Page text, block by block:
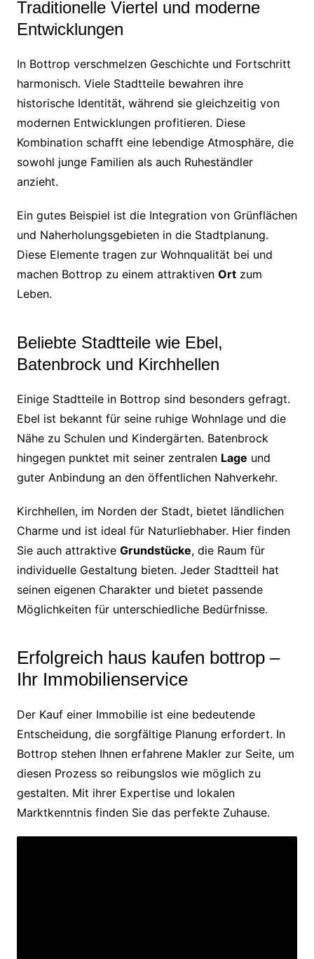
Traditionelle Viertel und moderne
Entwicklungen
In Bottrop verschmelzen Geschichte und Fortschritt
harmonisch. Viele Stadtteile bewahren ihre
historische Identität, während sie gleichzeitig von
modernen Entwicklungen profitieren. Diese
Kombination schafft eine lebendige Atmosphäre, die
sowohl junge Familien als auch Ruheständler
anzieht.
Ein gutes Beispiel ist die Integration von Grünflächen
und Naherholungsgebieten in die Stadtplanung.
Diese Elemente tragen zur Wohnqualität bei und
machen Bottrop zu einem attraktiven Ortzum
Leben.
Beliebte Stadtteile wie Ebel,
Batenbrock und Kirchhellen
Einige Stadtteile in Bottrop sind besonders gefragt.
Ebel ist bekannt für seine ruhige Wohnlage und die
Nähe zu Schulen und Kindergärten. Batenbrock
hingegen punktet mit seiner zentralen Lage und
guter Anbindung an den öffentlichen Nahverkehr.
Kirchhellen, im Norden der Stadt, bietet ländlichen
Charme und ist ideal für Naturliebhaber. Hier finden
Sie auch attraktive Grundstücke, die Raum für
individuelle Gestaltung bieten. Jeder Stadtteil hat
seinen eigenen Charakter und bietet passende
Möglichkeiten für unterschiedliche Bedürfnisse.
Erfolgreich haus kaufen bottrop –
Ihr Immobilienservice
Der Kauf einer Immobilie ist eine bedeutende
Entscheidung, die sorgfältige Planung erfordert. In
Bottrop stehen Ihnen erfahrene Makler zur Seite, um
diesen Prozess so reibungslos wie möglich zu
gestalten. Mit ihrer Expertise und lokalen
Marktkenntnis finden Sie das perfekte Zuhause.